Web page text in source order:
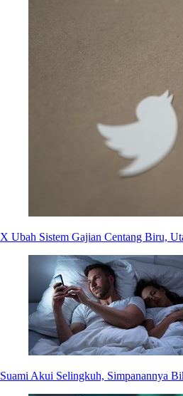
X Ubah Sistem Gajian Centang Biru,
Suami Akui Selingkuh, Simpanannya